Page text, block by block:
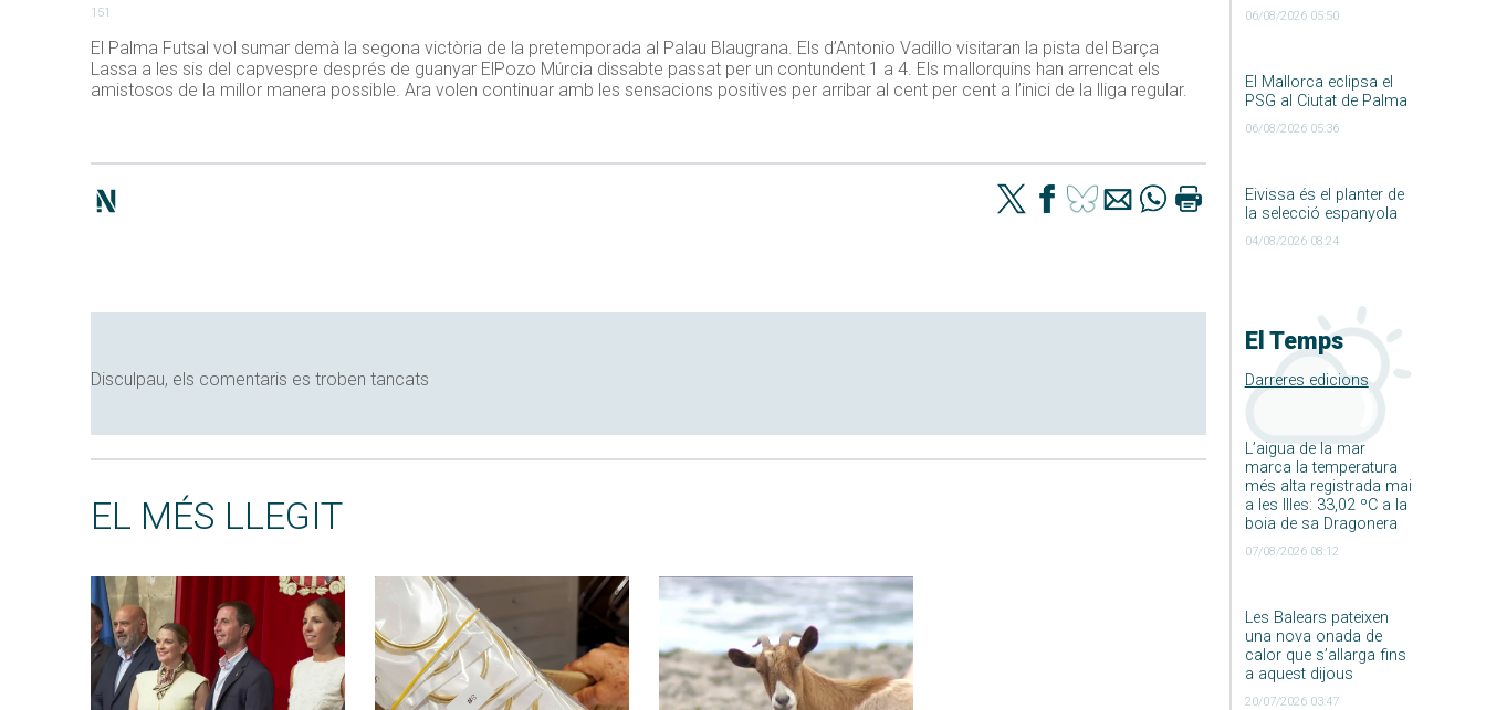
06/08/2026 05:50
El Mallorca eclipsa el
PSG al Ciutat de Palma
06/08/2026 05:36
Eivissa és el planter de
la selecció espanyola
04/08/2026 08:24
El Temps
Darreres edicions
L’aigua de la mar
marca la temperatura
més alta registrada mai
a les Illes: 33,02 ºC a la
boia de sa Dragonera
07/08/2026 08:12
Les Balears pateixen
una nova onada de
calor que s’allarga fins
a aquest dijous
20/07/2026 03:47
151
El Palma Futsal vol sumar demà la segona victòria de la pretemporada al Palau Blaugrana. Els d’Antonio Vadillo visitaran la pista del Barça
Lassa a les sis del capvespre després de guanyar ElPozo Múrcia dissabte passat per un contundent 1 a 4. Els mallorquins han arrencat els
amistosos de la millor manera possible. Ara volen continuar amb les sensacions positives per arribar al cent per cent a l’inici de la lliga regular.
Disculpau, els comentaris es troben tancats
EL MÉS LLEGIT